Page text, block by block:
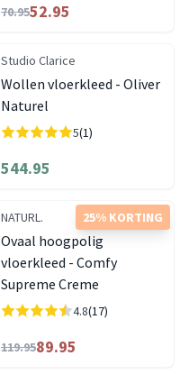
70.9552.95
Studio Clarice
Wollen vloerkleed - Oliver
Naturel
5(1)
544.95
25% KORTING
NATURL.
Ovaal hoogpolig
vloerkleed - Comfy
Supreme Creme
4.8(17)
119.9589.95